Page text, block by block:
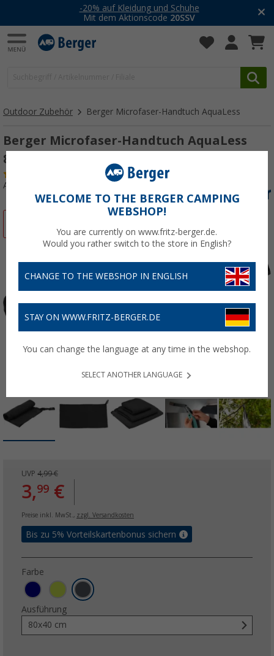
-20% auf Kleidung und Schuhe
Mit dem Aktionscode 20SSV
Outdoor Zubehör Berger Microfaser-Handtuch AquaLess
Berger Microfaser-Handtuch AquaLess
80x40 cm anthrazit
Art.-Nr.: 672201
UVP 4,99 €
3,99 €
Preise inkl. MwSt., zzgl. Versandkosten
Bis zu 5% Vorteilskartenbonus sichern
Farbe
Ausführung
80x40 cm
WELCOME TO THE BERGER CAMPING
WEBSHOP!
You are currently on www.fritz-berger.de.
Would you rather switch to the store in English?
CHANGE TO THE WEBSHOP IN ENGLISH
STAY ON WWW.FRITZ-BERGER.DE
You can change the language at any time in the webshop.
SELECT ANOTHER LANGUAGE